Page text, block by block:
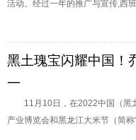
活动。经过一年的推广与宣传,西
黑土瑰宝闪耀中国！
一
11月10日，在2022中国（黑
产业博览会和黑龙江大米节（简